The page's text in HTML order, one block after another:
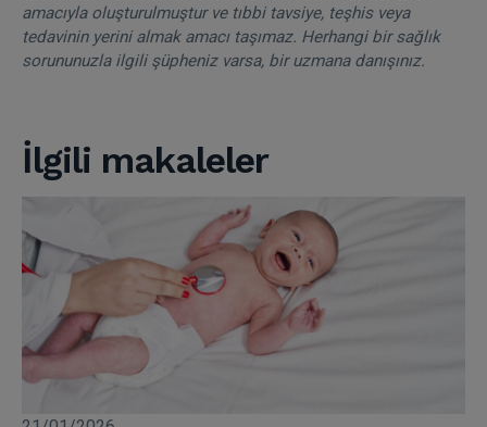
amacıyla oluşturulmuştur ve tıbbi tavsiye, teşhis veya
tedavinin yerini almak amacı taşımaz. Herhangi bir sağlık
sorununuzla ilgili şüpheniz varsa, bir uzmana danışınız.
İlgili makaleler